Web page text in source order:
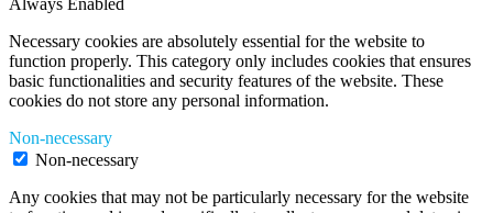
Necessary cookies are absolutely essential for the website to
function properly. This category only includes cookies that ensures
basic functionalities and security features of the website. These
cookies do not store any personal information.
Non-necessary
Non-necessary
Any cookies that may not be particularly necessary for the website